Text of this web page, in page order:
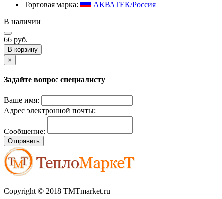
Торговая марка:
АКВАТЕК/Россия
В наличии
66 руб.
В корзину
×
Задайте вопрос специалисту
Ваше имя:
Адрес электронной почты:
Сообщение:
Отправить
Copyright © 2018 TMTmarket.ru